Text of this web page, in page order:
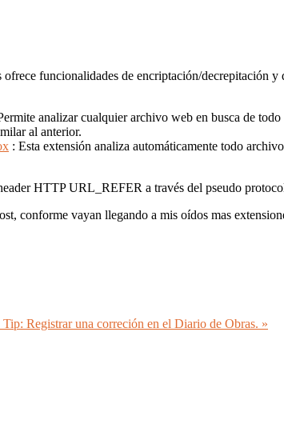
funcionalidades de encriptación/decrepitación y
analizar cualquier archivo web en busca de
al anterior.
: Esta extensión analiza automáticamente todo
HTTP URL_REFER a través del pseudo
conforme vayan llegando a mis oídos mas
Tip: Registrar una correción en el Diario de Obras. »